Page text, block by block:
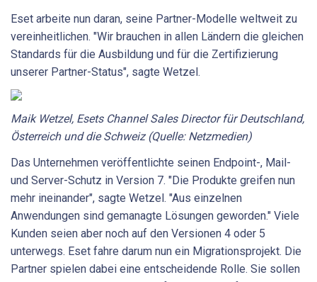
Eset arbeite nun daran, seine Partner-Modelle weltweit zu
vereinheitlichen. "Wir brauchen in allen Ländern die gleichen
Standards für die Ausbildung und für die Zertifizierung
unserer Partner-Status", sagte Wetzel.
Maik Wetzel, Esets Channel Sales Director für Deutschland,
Österreich und die Schweiz (Quelle: Netzmedien)
Das Unternehmen veröffentlichte seinen Endpoint-, Mail-
und Server-Schutz in Version 7. "Die Produkte greifen nun
mehr ineinander", sagte Wetzel. "Aus einzelnen
Anwendungen sind gemanagte Lösungen geworden." Viele
Kunden seien aber noch auf den Versionen 4 oder 5
unterwegs. Eset fahre darum nun ein Migrationsprojekt. Die
Partner spielen dabei eine entscheidende Rolle. Sie sollen